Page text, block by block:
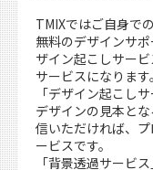
TMIXではご自身で
無料のデザインサ
ザイン起こしサー
サービスになります。
「デザイン起こし
デザインの見本と
信いただければ、
ービスです。
「背景透過サービ